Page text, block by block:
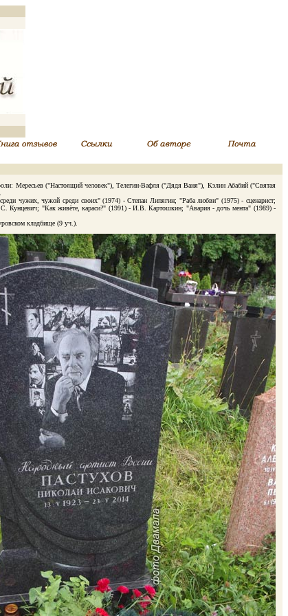
Мересьев ("Настоящий человек"), Телегин-Вафля ("Дядя Ваня"), Кэлин Абабий ("Святая
чужих, чужой среди своих" (1974) - Степан Липягин; "Раба любви" (1975) - сценарист;
Кунцевич; "Как живёте, караси?" (1991) - И.В. Картошкин; "Авария - дочь мента" (1989) -
кладбище (9 уч.).